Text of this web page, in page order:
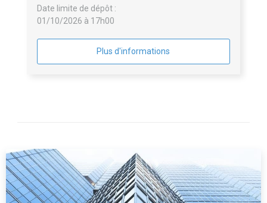
Date limite de dépôt :
01/10/2026 à 17h00
Plus d'informations